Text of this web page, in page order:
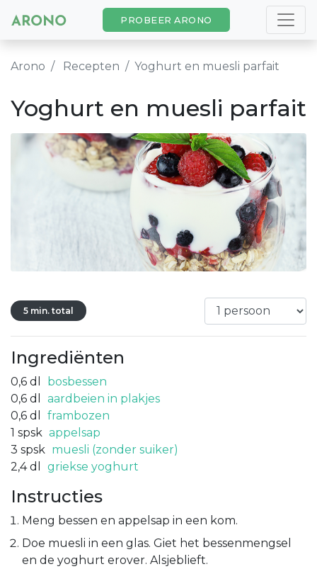
PROBEER ARONO
Arono Recepten Yoghurt en muesli parfait
Yoghurt en muesli parfait
5 min. total
Ingrediënten
0,6 dl
bosbessen
0,6 dl
aardbeien in plakjes
0,6 dl
frambozen
1 spsk appelsap
3 spsk muesli (zonder suiker)
2,4 dl griekse yoghurt
Instructies
Meng bessen en appelsap in een kom.
Doe muesli in een glas. Giet het bessenmengsel
en de yoghurt erover. Alsjeblieft.